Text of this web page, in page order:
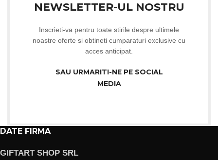
NEWSLETTER-UL NOSTRU
Inscrieti-va pentru toate stirile despre ultimele
noastre oferte si obtineti cumparaturi exclusive cu
acces anticipat.
SAU URMARITI-NE PE SOCIAL
MEDIA
DATE FIRMA
GIFTART SHOP SRL